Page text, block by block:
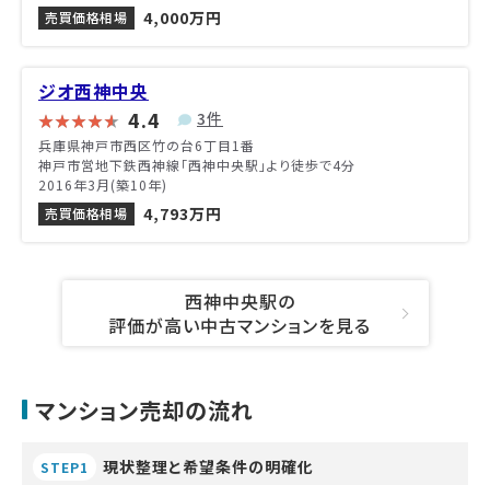
売買価格相場
4,000万円
ジオ西神中央
4.4 3件
兵庫県神戸市西区竹の台6丁目1番
神戸市営地下鉄西神線「西神中央駅」より徒歩で4分
2016年3月(築10年)
売買価格相場
4,793万円
西神中央駅の
評価が高い中古マンションを見る
マンション売却の流れ
STEP1 現状整理と希望条件の明確化